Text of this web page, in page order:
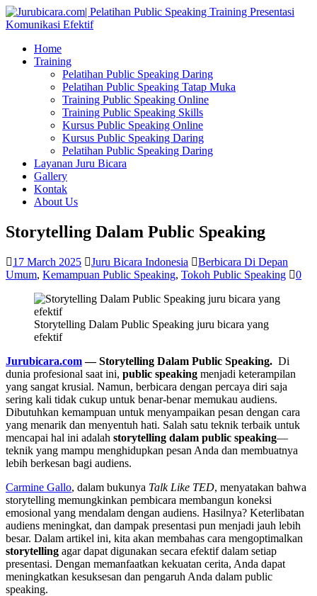
Home
Training
Pelatihan Public Speaking Daring
Pelatihan Public Speaking Tatap Muka
Training Public Speaking Online
Training Public Speaking Skills
Kursus Public Speaking Online
Kursus Public Speaking Daring
Pelatihan Public Speaking Daring
Layanan Juru Bicara
Gallery
Kontak
About Us
Storytelling Dalam Public Speaking
17 March 2025 Juru Bicara Indonesia
Berbicara Di Depan
Umum, Kemampuan Public Speaking, Tokoh Public Speaking 0
Storytelling Dalam Public Speaking juru bicara yang
efektif
Jurubicara.com— Storytelling Dalam Public Speaking. Di
dunia profesional saat ini, public speaking menjadi keterampilan
yang sangat krusial. Namun, berbicara dengan percaya diri saja
sering kali tidak cukup untuk benar-benar memukau audiens.
Dibutuhkan kemampuan untuk menyampaikan pesan dengan cara
yang menarik dan menyentuh hati. Salah satu teknik terbaik untuk
mencapai hal ini adalah storytelling dalam public speaking—
teknik yang mampu menghidupkan pesan Anda dan membuatnya
lebih berkesan bagi audiens.
Carmine Gallo, dalam bukunya Talk Like TED, menyatakan bahwa
storytelling memungkinkan pembicara membangun koneksi
emosional yang mendalam dengan audiens. Hasilnya? Keterlibatan
audiens meningkat, dan dampak presentasi pun menjadi jauh lebih
besar. Dalam artikel ini, kita akan membahas cara mengoptimalkan
storytelling agar dapat digunakan secara efektif dalam setiap
presentasi. Dengan memanfaatkan kekuatan cerita, Anda dapat
meningkatkan kesuksesan dan pengaruh Anda dalam public
speaking.